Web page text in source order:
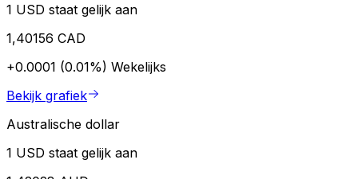
1 USD staat gelijk aan
1,40156 CAD
+0.0001 (0.01%) Wekelijks
Bekijk grafiek
Australische dollar
1 USD staat gelijk aan